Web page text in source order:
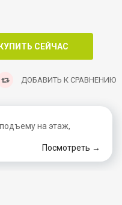
ДОБАВИТЬ К СРАВНЕНИЮ
на этаж,
Посмотреть →